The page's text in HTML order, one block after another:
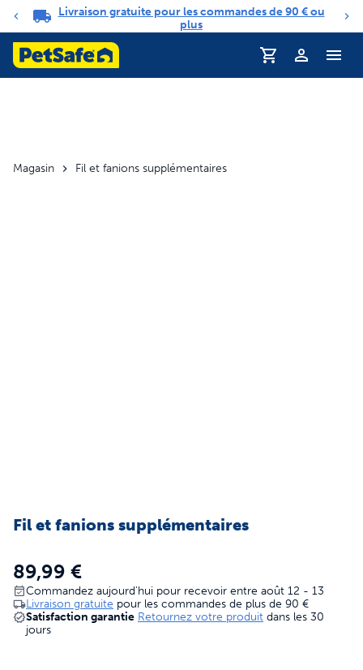
Carrousel de notifications
Livraison gratuite pour les commandes de 90 € ou
plus
Profil
Magasin Fil et fanions supplémentaires
Fil et fanions supplémentaires
89,99 €
Commandez aujourd'hui pour recevoir entre août 12 - 13
Livraison gratuite pour les commandes de plus de 90 €
Satisfaction garantie Retournez votre produit dans les 30
jours